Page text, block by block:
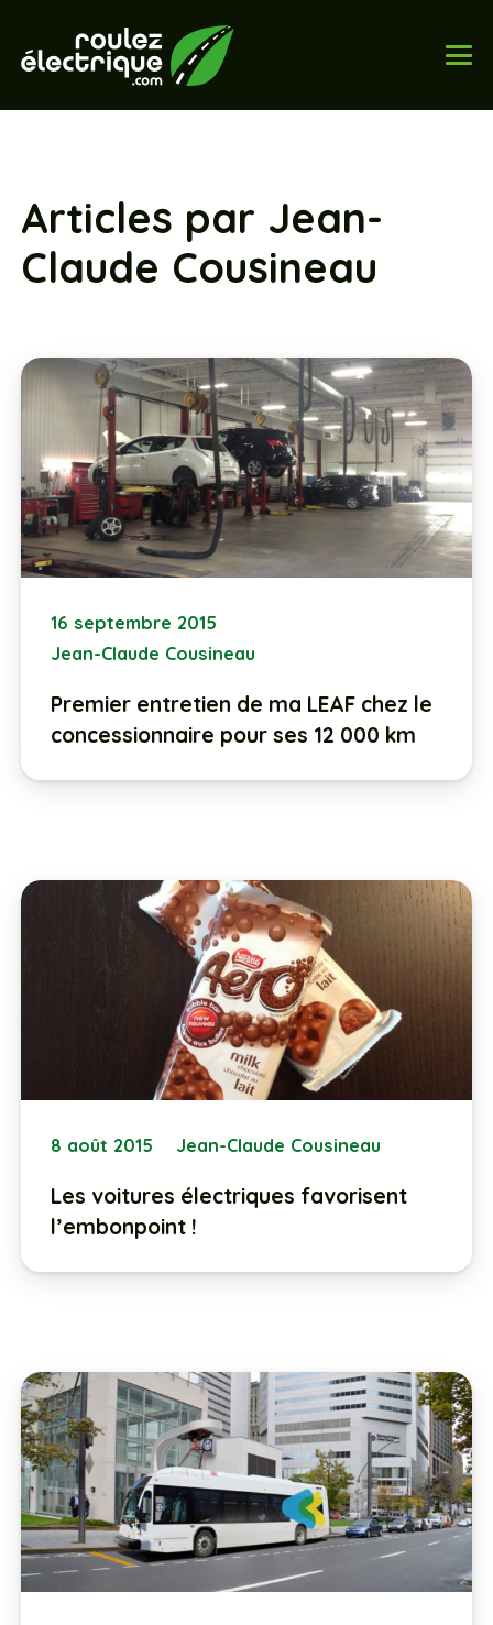
Articles par Jean-
Claude Cousineau
16 septembre 2015
Jean-Claude Cousineau
Premier entretien de ma LEAF chez le
concessionnaire pour ses 12 000 km
8 août 2015 Jean-Claude Cousineau
Les voitures électriques favorisent
l’embonpoint !